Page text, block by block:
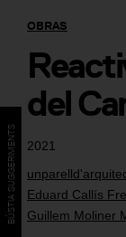
2021
Eduard Callís
Guillem Moliner
OBRAS
del
BÚSTIA SUGGERIMENTS